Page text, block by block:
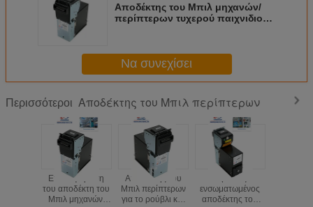
Αποδέκτης του Μπιλ μηχανών/
περίπτερων τυχερού παιχνιδιού
Να συνεχίσει
Περισσότεροι Αποδέκτης του Μπιλ περίπτερων
Επαναφόρτιση
του αποδέκτη του
Μπιλ μηχανών,
Αποδέκτης του
Μπιλ περίπτερων
για το ρούβλι και
Έξυπνος
ενσωματωμένος
αποδέκτης του